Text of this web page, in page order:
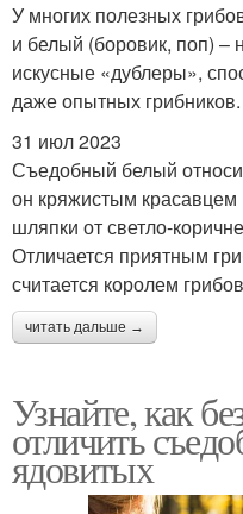
У многих полезных
и белый (боровик, поп) –
искусные «дублеры»,
даже опытных грибников.
31 июл 2023
Съедобный белый
он кряжистым красавцем
шляпки от светло-
Отличается приятным
считается королем
читать дальше →
Узнайте, как
отличить
ядовитых